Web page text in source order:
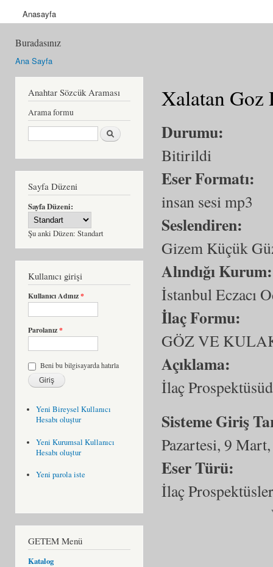
Anasayfa
Buradasınız
Ana Sayfa
Anahtar Sözcük Araması
Arama formu
Ara
Sayfa Düzeni
Sayfa Düzeni:
Şu anki Düzen: Standart
Kullanıcı girişi
Kullanıcı Adınız*
Parolanız*
Beni bu bilgisayarda hatırla
Yeni Bireysel Kullanıcı
Hesabı oluştur
Yeni Kurumsal Kullanıcı
Hesabı oluştur
Yeni parola iste
GETEM Menü
Katalog
Xalatan Goz
Durumu:
Bitirildi
Eser Formatı:
insan sesi mp3
Seslendiren:
Gizem Küçük
Alındığı
İstanbul Eczacı
İlaç Formu:
GÖZ VE
Açıklama:
İlaç
Sisteme Giriş
Pazartesi, 9
Eser Türü:
İlaç